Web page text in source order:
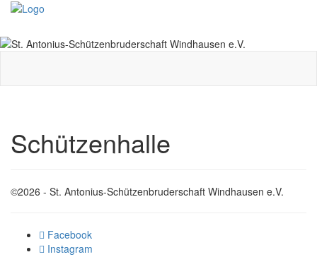
Schützenhalle
©2026 - St. Antonius-Schützenbruderschaft Windhausen e.V.
Facebook
Instagram